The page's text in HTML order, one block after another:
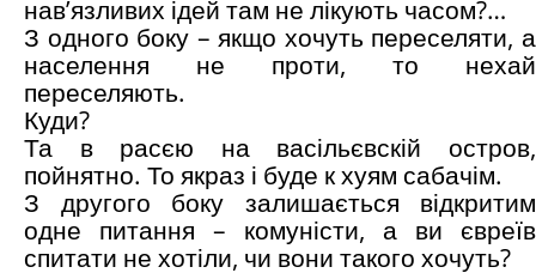
нав’язливих ідей там не лікують часом?…
З одного боку – якщо хочуть переселяти, а
населення не проти, то нехай
переселяють.
Куди?
Та в расєю на васільєвскій остров,
пойнятно. То якраз і буде к хуям сабачім.
З другого боку залишається відкритим
одне питання – комуністи, а ви євреїв
спитати не хотіли, чи вони такого хочуть?